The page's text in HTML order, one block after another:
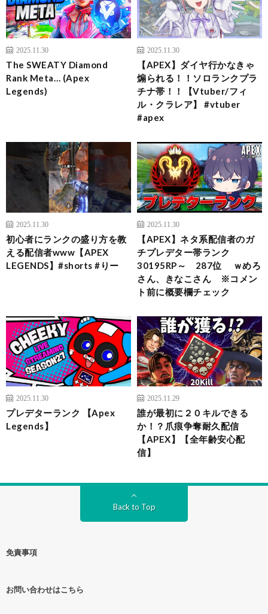
2025.11.30
The SWEATY Diamond
Rank Meta… (Apex
Legends)
2025.11.30
【APEX】ダイヤ行かなきゃ
煽られる！！ソロランクプラ
チナ帯！！【Vtuber/フィ
ル・クラレア】 #vtuber
#apex
2025.11.30
初心者にランクの盛り方を教
える配信者www【APEX
LEGENDS】#shorts #りー
2025.11.30
【APEX】ネタ系配信者のガ
チプレデター帯ランク
30195RP～ 287位 ｗめろ
さん、きなこさん ※コメン
ト前に概要欄チェック
2025.11.30
プレデターランク 【Apex
Legends】
2025.11.29
誰が最初に２０キルできる
か！？爪痕争奪耐久配信
【APEX】【全年齢安心配
信】
Back to Top
免責事項
お問い合わせはこちら